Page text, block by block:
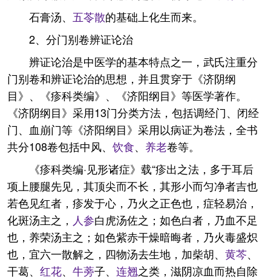
石膏汤、 五苓散的基础上化生而来。
2、分门别卷辨证论治
辨证论治是中医学的基本特点之一，武氏注重分
门别卷和辨证论治的思想，并且贯穿于《济阴纲
目》、《疹科类编》、《济阳纲目》等医学著作。
《济阴纲目》采用13门分类方法，包括调经门、闭经
门、血崩门等《济阳纲目》采用以病证为卷法，全书
共分108卷包括中风、 饮食、 养老卷等。
《疹科类编·见形诸症》载“疹出之法，多于耳后
项上腰腿先见，其顶尖而不长，其形小而匀净者吉也
若色见红者，疹发于心，乃火之正色也，症轻易治，
化斑汤主之， 人参白虎汤佐之；如色白者，乃血不足
也，养荣汤主之；如色紫赤干燥暗晦者，乃火毒盛炽
也，宜六一散解之，四物汤去生地，加柴胡、 黄芩、
干葛、 红花、 牛蒡子、 连翘之类，滋阴凉血而热自除